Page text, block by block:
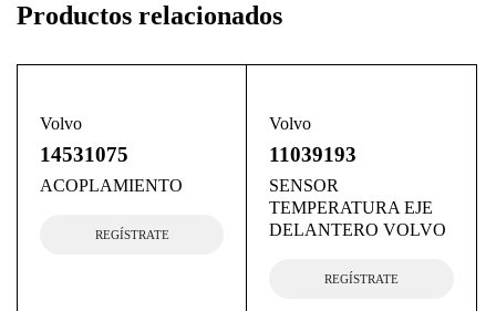
Productos relacionados
Volvo
14531075
ACOPLAMIENTO
REGÍSTRATE
Volvo
11039193
SENSOR
TEMPERATURA EJE
DELANTERO VOLVO
REGÍSTRATE